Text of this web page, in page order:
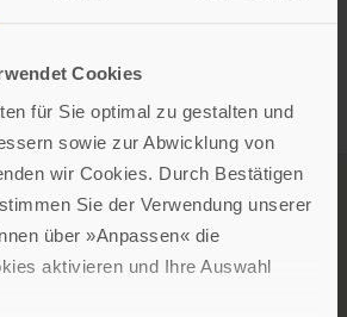
Cookies
für Sie optimal zu gestalten und
sowie zur Abwicklung von
wir Cookies. Durch Bestätigen
Sie der Verwendung unserer
über »Anpassen« die
aktivieren und Ihre Auswahl